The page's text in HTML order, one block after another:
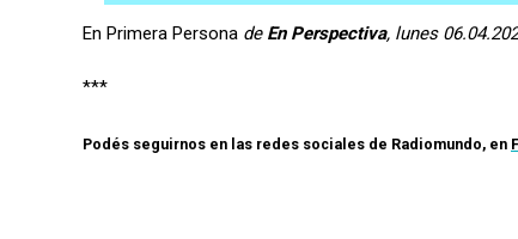
En Primera Persona de En Perspectiva, lunes
***
Podés seguirnos en las redes sociales de Radiomundo, en